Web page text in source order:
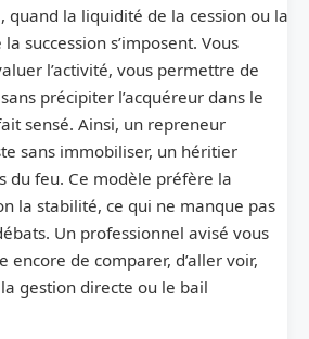
quand la liquidité de la cession ou la
succession s’imposent. Vous
l’activité, vous permettre de
précipiter l’acquéreur dans le
sensé. Ainsi, un repreneur
sans immobiliser, un héritier
du feu. Ce modèle préfère la
la stabilité, ce qui ne manque pas
Un professionnel avisé vous
encore de comparer, d’aller voir,
gestion directe ou le bail